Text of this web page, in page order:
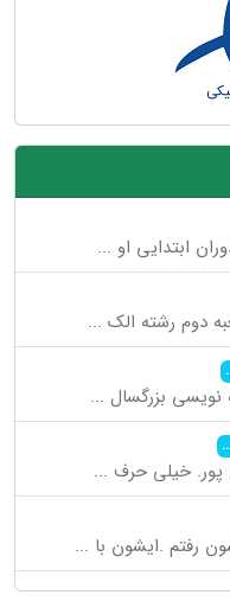
ابتدایی او ...
دوم رشته الک ...
نویسی بزرگسال ...
پور. خیلی حرف ...
رفتم .ایشون با ...